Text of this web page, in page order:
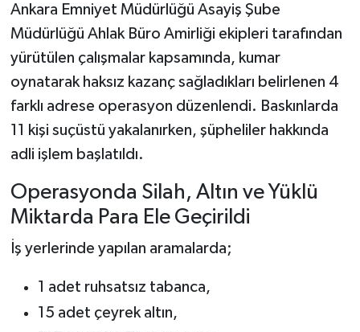
Ankara Emniyet Müdürlüğü Asayiş Şube
Müdürlüğü Ahlak Büro Amirliği ekipleri tarafından
yürütülen çalışmalar kapsamında, kumar
oynatarak haksız kazanç sağladıkları belirlenen 4
farklı adrese operasyon düzenlendi. Baskınlarda
11 kişi suçüstü yakalanırken, şüpheliler hakkında
adli işlem başlatıldı.
Operasyonda Silah, Altın ve Yüklü
Miktarda Para Ele Geçirildi
İş yerlerinde yapılan aramalarda;
1 adet ruhsatsız tabanca,
15 adet çeyrek altın,
Siyaset
Sokak Hayvanlarını Sahiplendirme
Sonsöz Özel
Spor
Yaşam